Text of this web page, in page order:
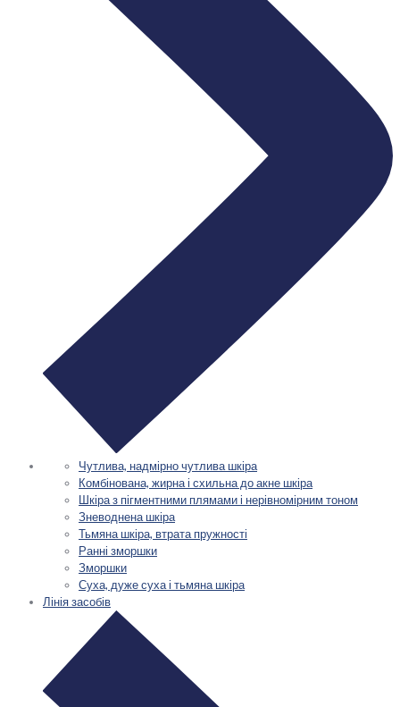
Чутлива, надмірно чутлива шкіра
Комбінована, жирна і схильна до акне шкіра
Шкіра з пігментними плямами і нерівномірним тоном
Зневоднена шкіра
Тьмяна шкіра, втрата пружності
Ранні зморшки
Зморшки
Суха, дуже суха і тьмяна шкіра
Лінія засобів